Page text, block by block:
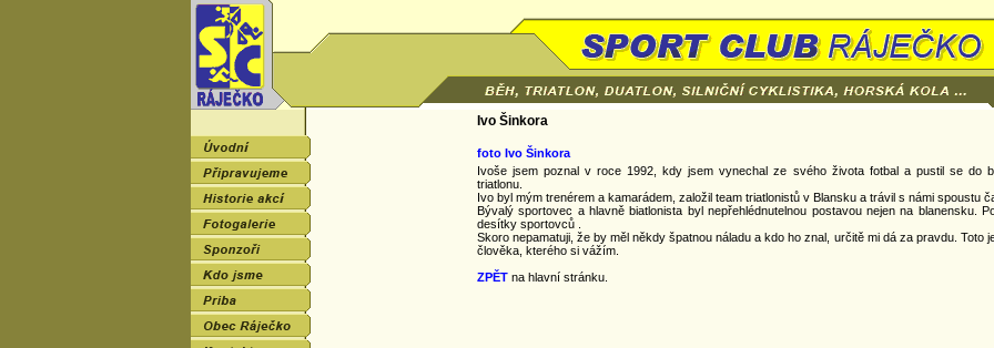
Ivo Šinkora
foto Ivo Šinkora
Ivoše jsem poznal v roce 1992, kdy jsem vynechal ze svého života fotbal a pustil se do
triatlonu.
Ivo byl mým trenérem a kamarádem, založil team triatlonistů v Blansku a trávil s námi spoustu
Bývalý sportovec a hlavně biatlonista byl nepřehlédnutelnou postavou nejen na blanensku.
desítky sportovců .
Skoro nepamatuji, že by měl někdy špatnou náladu a kdo ho znal, určitě mi dá za pravdu. Toto
člověka, kterého si vážím.
ZPĚT na hlavní stránku.